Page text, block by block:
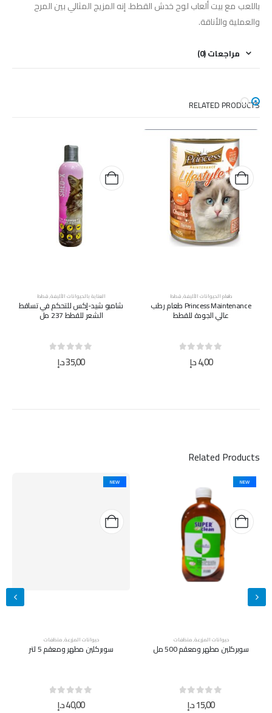
باللعب مع بيت ألعاب لوح خدش القطط. إنه المزيج المثالي بين المرح
والعملية والأناقة.
مراجعات (0)
RELATED PRODUCTS
طعام الحيوانات الأليفة,قطط
Princess Maintenance طعام رطب
عالي الجودة للقطط
4,00د.إ
العناية بالحيوانات الأليفة,قطط
شامبو شيد-إكس للتحكم في تساقط
الشعر للقطط 237 مل
35,00د.إ
Related Products
NEW
حيوانات المزرعة,منظفات
سوبركلين مطهر ومعقم 500 مل
out of 5
15,00د.إ
NEW
حيوانات المزرعة,منظفات
سوبركلين مطهر ومعقم 5 لتر
out of 5
40,00د.إ